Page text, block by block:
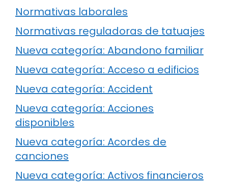
Normativas laborales
Normativas reguladoras de tatuajes
Nueva categoría: Abandono familiar
Nueva categoría: Acceso a edificios
Nueva categoría: Accident
Nueva categoría: Acciones
disponibles
Nueva categoría: Acordes de
canciones
Nueva categoría: Activos financieros